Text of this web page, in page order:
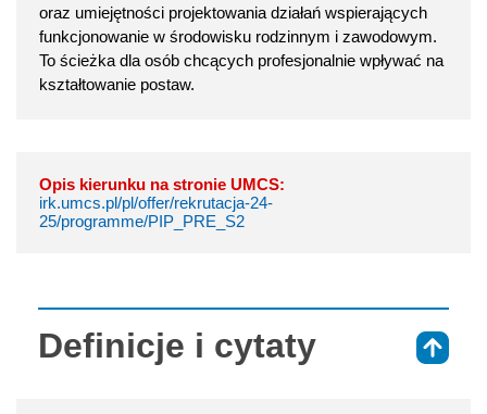
oraz umiejętności projektowania działań wspierających
funkcjonowanie w środowisku rodzinnym i zawodowym.
To ścieżka dla osób chcących profesjonalnie wpływać na
kształtowanie postaw.
Opis kierunku na stronie UMCS:
irk.umcs.pl/pl/offer/rekrutacja-24-
25/programme/PIP_PRE_S2
Definicje i cytaty